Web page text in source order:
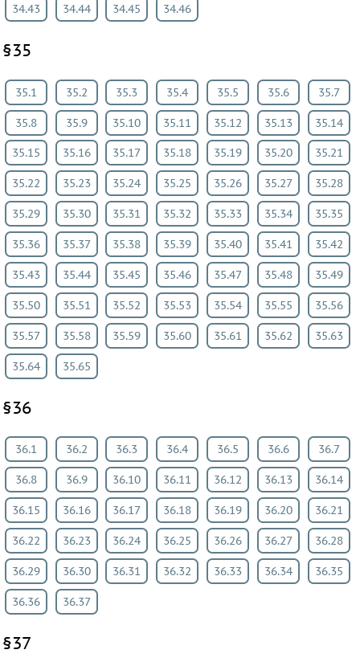
34.43 34.44 34.45 34.46
§35
35.1 35.2 35.3 35.4 35.5 35.6 35.7
35.8 35.9 35.10 35.11 35.12 35.13 35.14
35.15 35.16 35.17 35.18 35.19 35.20 35.21
35.22 35.23 35.24 35.25 35.26 35.27 35.28
35.29 35.30 35.31 35.32 35.33 35.34 35.35
35.36 35.37 35.38 35.39 35.40 35.41 35.42
35.43 35.44 35.45 35.46 35.47 35.48 35.49
35.50 35.51 35.52 35.53 35.54 35.55 35.56
35.57 35.58 35.59 35.60 35.61 35.62 35.63
35.64 35.65
§36
36.1 36.2 36.3 36.4 36.5 36.6 36.7
36.8 36.9 36.10 36.11 36.12 36.13 36.14
36.15 36.16 36.17 36.18 36.19 36.20 36.21
36.22 36.23 36.24 36.25 36.26 36.27 36.28
36.29 36.30 36.31 36.32 36.33 36.34 36.35
36.36 36.37
§37